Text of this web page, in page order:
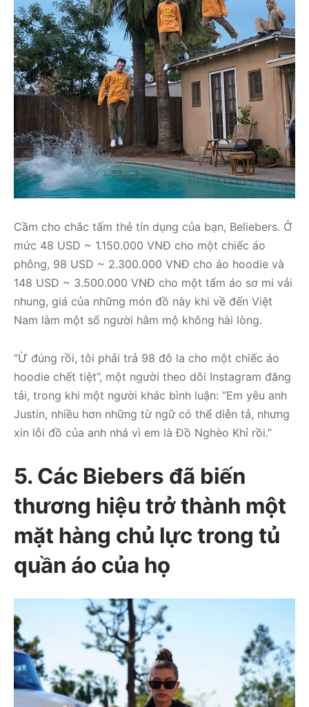
Cầm cho chắc tấm thẻ tín dụng của bạn, Beliebers. Ở
mức 48 USD ~ 1.150.000 VNĐ cho một chiếc áo
phông, 98 USD ~ 2.300.000 VNĐ cho áo hoodie và
148 USD ~ 3.500.000 VNĐ cho một tấm áo sơ mi vải
nhung, giá của những món đồ này khi về đến Việt
Nam làm một số người hâm mộ không hài lòng.
“Ừ đúng rồi, tôi phải trả 98 đô la cho một chiếc áo
hoodie chết tiệt”, một người theo dõi Instagram đăng
tải, trong khi một người khác bình luận: “Em yêu anh
Justin, nhiều hơn những từ ngữ có thể diễn tả, nhưng
xin lỗi đồ của anh nhá vì em là Đồ Nghèo Khỉ rồi.”
5. Các Biebers đã biến
thương hiệu trở thành một
mặt hàng chủ lực trong tủ
quần áo của họ